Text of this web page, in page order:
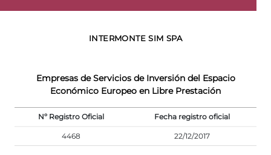
INTERMONTE SIM SPA
Empresas de Servicios de Inversión del Espacio
Económico Europeo en Libre Prestación
Nº Registro Oficial Fecha registro oficial
4468 22/12/2017